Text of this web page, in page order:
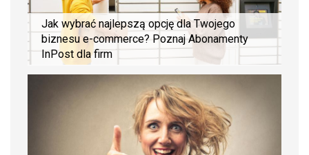
Jak wybrać najlepszą opcję dla Twojego
biznesu e-commerce? Poznaj Abonamenty
InPost dla firm